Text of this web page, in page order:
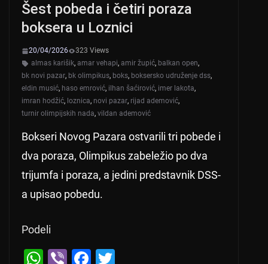
Šest pobeda i četiri poraza
boksera u Loznici
20/04/2026
323 Views
almas karišik, amar vehapi, amir župić, balkan open,
bk novi pazar, bk olimpikus, boks, boksersko udruženje dss,
eldin musić, haso emrović, ilhan šaćirović, imer lakota,
imran hodžić, loznica, novi pazar, rijad ademović,
turnir olimpijskih nada, vildan ademović
Bokseri Novog Pazara ostvarili tri pobede i
dva poraza, Olimpikus zabeležio po dva
trijumfa i poraza, a jedini predstavnik DSS-
a upisao pobedu.
Podeli
W Vi F